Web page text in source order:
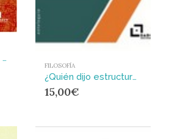
El retorno de la crisis : La crisis financiera de 2007 y su paso por Europa
FILOSOFÍA
¿Quién dijo estructuralismo? : La creación de una generación intelectual
15,00€